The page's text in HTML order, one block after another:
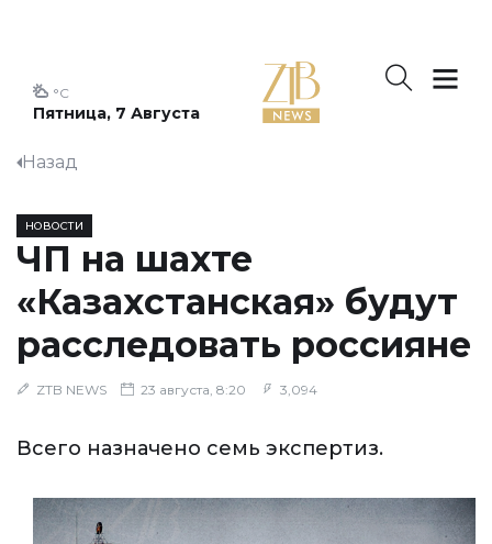
Пятница, 7 Августа
°C
Назад
НОВОСТИ
ЧП на шахте
«Казахстанская» будут
расследовать россияне
ZTB NEWS 23 августа, 8:20 3,094
Всего назначено семь экспертиз.